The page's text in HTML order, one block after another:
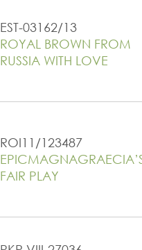
EST-03162/13
ROYAL BROWN FROM
RUSSIA WITH LOVE
ROI11/123487
FAIR PLAY